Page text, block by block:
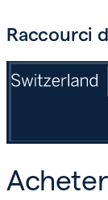
Raccourci
OFF-